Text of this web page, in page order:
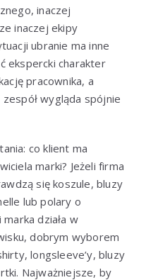
inaczej
inaczej ekipy
ubranie ma inne
ekspercki charakter
pracownika, a
wygląda spójnie
co klient ma
marki? Jeżeli firma
się koszule, bluzy
lub polary o
działa w
dobrym wyborem
longsleeve’y, bluzy
Najważniejsze, by